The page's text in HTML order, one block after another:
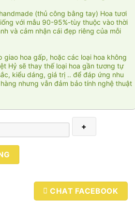
(thủ công bằng tay) Hoa tươi
với mẫu 90-95%-tùy thuộc vào thời
và cảm nhận cái đẹp riêng của mỗi
giao hoa gấp, hoặc các loại hoa không
Hỷ sẽ thay thế loại hoa gần tương tự
kiểu dáng, giá trị .. để đáp ứng nhu
nhưng vẫn đảm bảo tính nghệ thuật
CHAT FACEBOOK